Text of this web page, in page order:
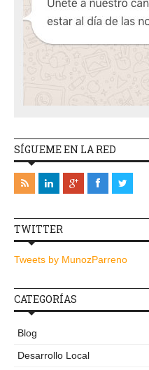
SÍGUEME EN LA RED
TWITTER
Tweets by MunozParreno
CATEGORÍAS
Blog
Desarrollo Local